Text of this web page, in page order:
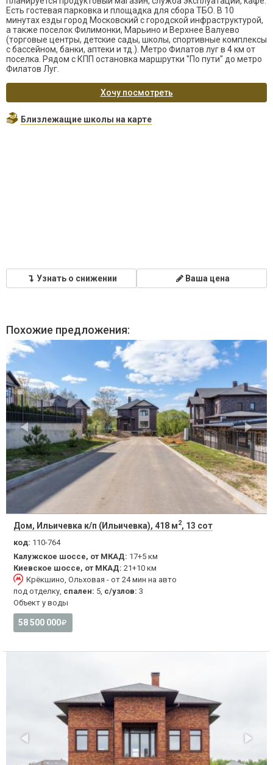
Есть гостевая парковка и площадка для сбора ТБО. В 10
минутах езды город Московский с городской инфраструктурой,
а также поселок Филимонки, Марьино и Верхнее Валуево
(торговые центры, детские сады, школы, спортивные комплексы
с бассейном, банки, аптеки и тд.). Метро Филатов луг в 4 км от
поселка. Рядом с КПП остановка маршрутки "По пути" до метро
Филатов Луг.
Хочу посмотреть
Близлежащие школы на карте
Узнать о снижении Ваша цена
Похожие предложения:
Дом, Ильичевка к/п (Ильичевка), 418 м2, 13 сот
код: 110-764
Калужское шоссе, от МКАД: 17+5 км
Киевское шоссе, от МКАД: 21+10 км
Крёкшино, Ольховая - от 24 мин на авто
под отделку, спален: 5, с/узлов: 3
Объект у воды
58 500 000